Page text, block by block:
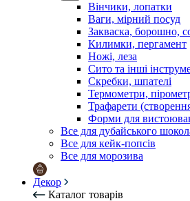
Вінчики, лопатки
Ваги, мірний посуд
Закваска, борошно,
Килимки, пергамент
Ножі, леза
Сито та інші
Скребки, шпателі
Термометри,
Трафарети
Форми для
Все для дубайського
Все для кейк-попсів
Все для морозива
Декор
Каталог товарів